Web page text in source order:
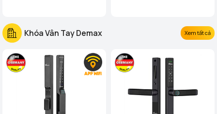
Khóa Vân Tay Demax Xem tất cả